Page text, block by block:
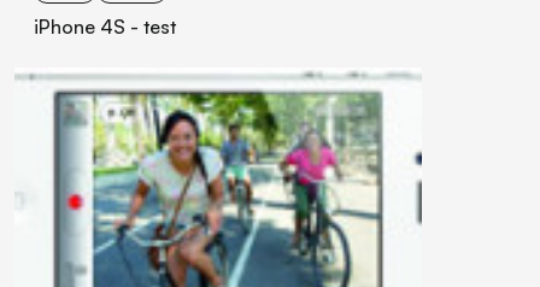
iPhone 4S - test